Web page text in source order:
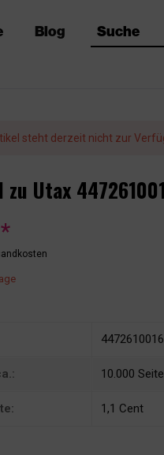
Blog Suche
steht derzeit nicht zur
Utax
10.000
1,1 Cent